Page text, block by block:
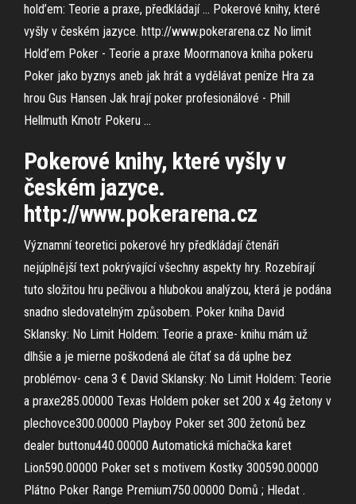
hold’em: Teorie a praxe, předkládají … Pokerové knihy, které
vyšly v českém jazyce. http://www.pokerarena.cz No limit
Hold’em Poker - Teorie a praxe Moormanova kniha pokeru
Poker jako byznys aneb jak hrát a vydělávat peníze Hra za
hrou Gus Hansen Jak hrají poker profesionálové - Phill
Hellmuth Kmotr Pokeru …
Pokerové knihy, které vyšly v
českém jazyce.
http://www.pokerarena.cz
Významní teoretici pokerové hry předkládají čtenáři
nejúplnější text pokrývající všechny aspekty hry. Rozebírají
tuto složitou hru pečlivou a hlubokou analýzou, která je podána
snadno sledovatelným způsobem. Poker kniha David
Sklansky: No Limit Holdem: Teorie a praxe- knihu mám už
dlhšie a je mierne poškodená ale čítať sa dá uplne bez
problémov- cena 3 € David Sklansky: No Limit Holdem: Teorie
a praxe285.00000 Texas Holdem poker set 200 x 4g žetony v
plechovce300.00000 Playboy Poker set 300 žetonů bez
dealer buttonu440.00000 Automatická míchačka karet
Lion590.00000 Poker set s motivem Kostky 300590.00000
Plátno Poker Range Premium750.00000 Domů ; Hledat .